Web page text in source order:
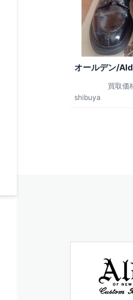
オールデン/
買取価
shibuya